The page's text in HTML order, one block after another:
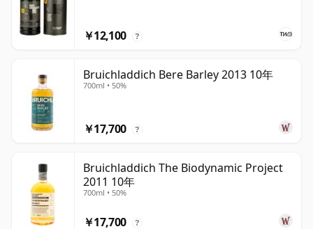
￥12,100 ?
Bruichladdich Bere Barley 2013 10年
700ml • 50%
￥17,700 ?
Bruichladdich The Biodynamic Project
2011 10年
700ml • 50%
￥17,700 ?